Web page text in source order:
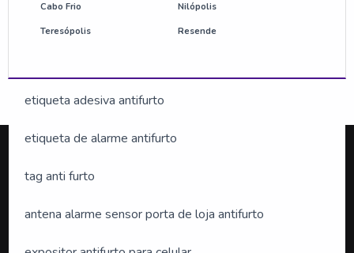
etiqueta antifurto am
etiqueta adesiva antifurto
etiqueta de alarme antifurto
tag anti furto
antena alarme sensor porta de loja antifurto
Cabo Frio Nilópolis
Teresópolis Resende
Silveira Alarmes
Sua reprodução, parcial ou total, mesmo citando nossos